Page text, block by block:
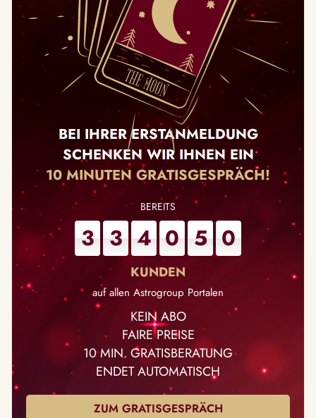
BEI IHRER ERSTANMELDUNG
SCHENKEN WIR IHNEN EIN
10 MINUTEN GRATISGESPRÄCH!
3 3 4 0 5 0
auf allen Astrogroup Portalen
KEIN ABO
FAIRE PREISE
10 MIN. GRATISBERATUNG
ENDET AUTOMATISCH
ZUM GRATISGESPRÄCH